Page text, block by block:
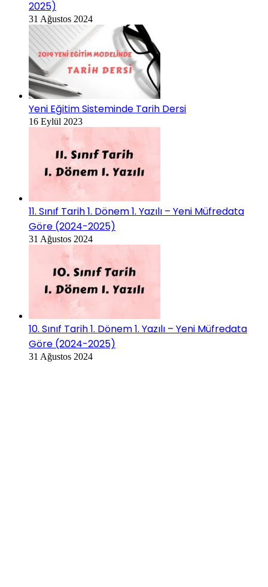
2025)
31 Ağustos 2024
Yeni Eğitim Sisteminde Tarih Dersi
16 Eylül 2023
11. Sınıf Tarih 1. Dönem 1. Yazılı – Yeni Müfredata
Göre (2024-2025)
31 Ağustos 2024
10. Sınıf Tarih 1. Dönem 1. Yazılı – Yeni Müfredata
Göre (2024-2025)
31 Ağustos 2024